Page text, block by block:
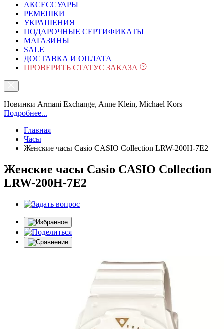
АКСЕССУАРЫ
РЕМЕШКИ
УКРАШЕНИЯ
ПОДАРОЧНЫЕ СЕРТИФИКАТЫ
МАГАЗИНЫ
SALE
ДОСТАВКА И ОПЛАТА
ПРОВЕРИТЬ СТАТУС ЗАКАЗА
Новинки Armani Exchange, Anne Klein, Michael Kors
Подробнее...
Главная
Часы
Женские часы Casio CASIO Collection LRW-200H-7E2
Женские часы Casio CASIO Collection
LRW-200H-7E2